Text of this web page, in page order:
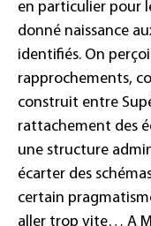
en particulier pour
donné naissance
identifiés. On
rapprochements,
construit entre
rattachement des
une structure
écarter des
certain
aller trop vite… A